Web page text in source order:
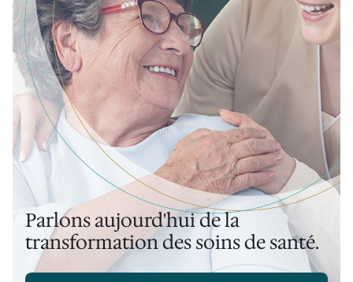
Parlons aujourd'hui de la
transformation des soins de santé.